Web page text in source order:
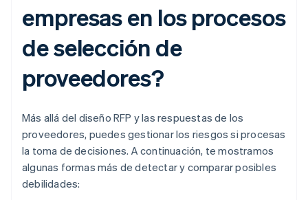
empresas en los procesos
de selección de
proveedores?
Más allá del diseño RFP y las respuestas de los
proveedores, puedes gestionar los riesgos si procesas
la toma de decisiones. A continuación, te mostramos
algunas formas más de detectar y comparar posibles
debilidades: